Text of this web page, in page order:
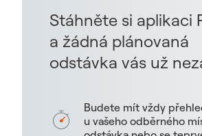
Stáhněte si aplikaci
a žádná plánovaná
odstávka vás už
Budete mít vždy
u vašeho odběrného